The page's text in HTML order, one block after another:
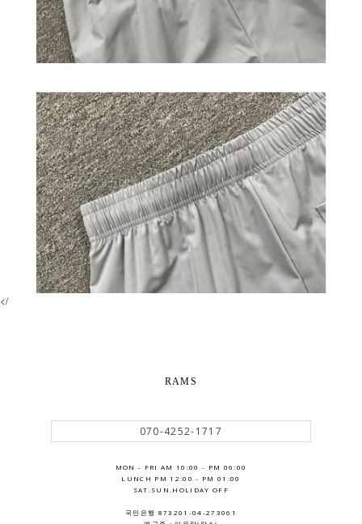
</
RAMS
070-4252-1717
MON - FRI AM 10:00 - PM 06:00
LUNCH PM 12:00 - PM 01:00
SAT.SUN.HOLIDAY OFF
국민은행 873201-04-273061